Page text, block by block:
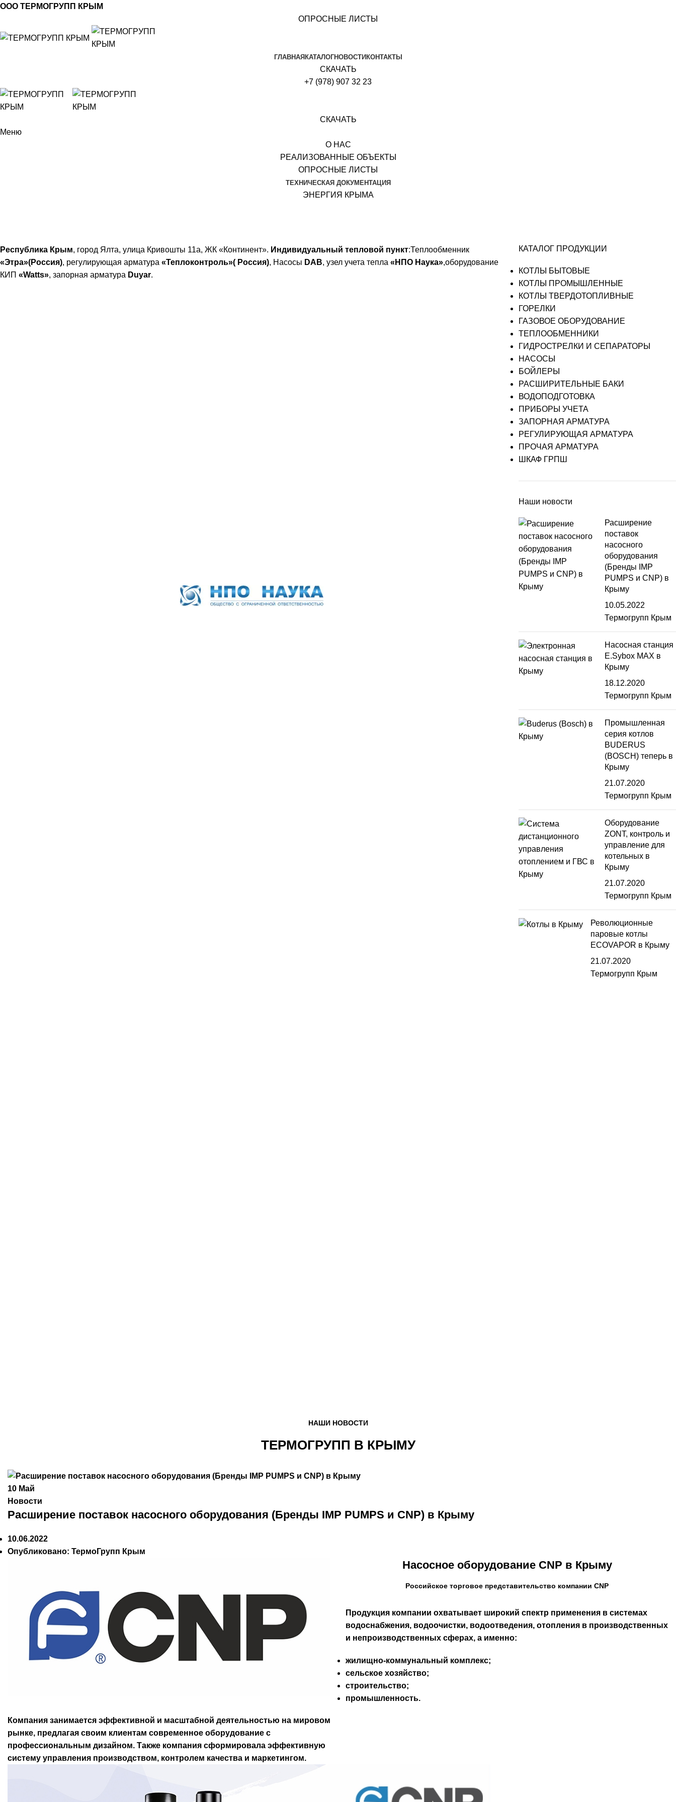
ООО ТЕРМОГРУПП КРЫМ
ОПРОСНЫЕ ЛИСТЫ
ГЛАВНАЯ КАТАЛОГНОВОСТИ КОНТАКТЫ
СКАЧАТЬ
+7 (978) 907 32 23
СКАЧАТЬ
Меню
О НАС
РЕАЛИЗОВАННЫЕ ОБЪЕКТЫ
ОПРОСНЫЕ ЛИСТЫ
ТЕХНИЧЕСКАЯ ДОКУМЕНТАЦИЯ
ЭНЕРГИЯ КРЫМА
Республика Крым, город Ялта, улица Кривошты 11а, ЖК «Континент». Индивидуальный тепловой пункт:Теплообменник
«Этра»(Россия), регулирующая арматура «Теплоконтроль»( Россия), Насосы DAB, узел учета тепла «НПО Наука»,оборудование
КИП «Watts», запорная арматура Duyar.
КАТАЛОГ ПРОДУКЦИИ
КОТЛЫ БЫТОВЫЕ
КОТЛЫ ПРОМЫШЛЕННЫЕ
КОТЛЫ ТВЕРДОТОПЛИВНЫЕ
ГОРЕЛКИ
ГАЗОВОЕ ОБОРУДОВАНИЕ
ТЕПЛООБМЕННИКИ
ГИДРОСТРЕЛКИ И СЕПАРАТОРЫ
НАСОСЫ
БОЙЛЕРЫ
РАСШИРИТЕЛЬНЫЕ БАКИ
ВОДОПОДГОТОВКА
ПРИБОРЫ УЧЕТА
ЗАПОРНАЯ АРМАТУРА
РЕГУЛИРУЮЩАЯ АРМАТУРА
ПРОЧАЯ АРМАТУРА
ШКАФ ГРПШ
Наши новости
Расширение
поставок
насосного
оборудования
(Бренды IMP
PUMPS и CNP) в
Крыму
10.05.2022
Термогрупп Крым
Насосная станция
E.Sybox MAX в
Крыму
18.12.2020
Термогрупп Крым
Промышленная
серия котлов
BUDERUS
(BOSCH) теперь в
Крыму
21.07.2020
Термогрупп Крым
Оборудование
ZONT, контроль и
управление для
котельных в
Крыму
21.07.2020
Термогрупп Крым
Революционные
паровые котлы
ECOVAPOR в Крыму
21.07.2020
Термогрупп Крым
НАШИ НОВОСТИ
ТЕРМОГРУПП В КРЫМУ
10 Май
Новости
Расширение поставок насосного оборудования (Бренды IMP PUMPS и CNP) в Крыму
10.06.2022
Опубликовано: ТермоГрупп Крым
Компания занимается эффективной и масштабной деятельностью на мировом
рынке, предлагая своим клиентам современное оборудование с
профессиональным дизайном. Также компания сформировала эффективную
систему управления производством, контролем качества и маркетингом.
Насосное оборудование CNP в Крыму
Российское торговое представительство компании CNP
Продукция компании охватывает широкий спектр применения в системах
водоснабжения, водоочистки, водоотведения, отопления в производственных
и непроизводственных сферах, а именно:
жилищно-коммунальный комплекс;
сельское хозяйство;
строительство;
промышленность.